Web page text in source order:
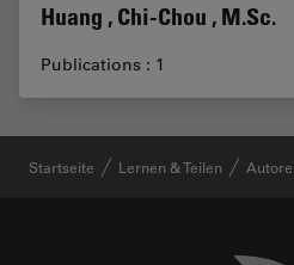
Huang , Chi-Chou , M.Sc.
Publications : 1
Startseite Lernen & Teilen